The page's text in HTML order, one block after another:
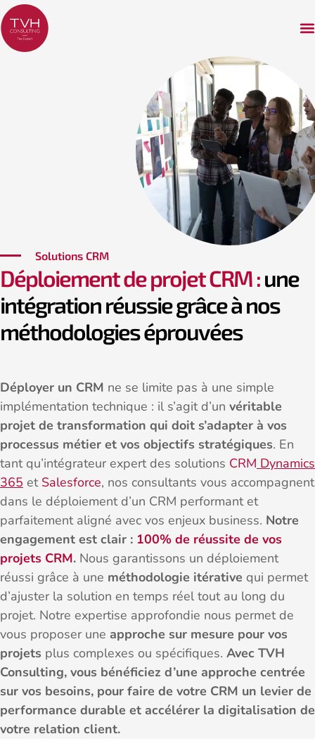
Solutions CRM
Déploiement de projet CRM :une
intégration réussie grâce à nos
méthodologies éprouvées
Déployer un CRM ne se limite pas à une simple
implémentation technique : il s’agit d’un véritable
projet de transformation qui doit s’adapter à vos
processus métier et vos objectifs stratégiques. En
tant qu’intégrateur expert des solutions CRM Dynamics
365 et Salesforce, nos consultants vous accompagnent
dans le déploiement d’un CRM performant et
parfaitement aligné avec vos enjeux business. Notre
engagement est clair : 100% de réussite de vos
projets CRM. Nous garantissons un déploiement
réussi grâce à une méthodologie itérative qui permet
d’ajuster la solution en temps réel tout au long du
projet. Notre expertise approfondie nous permet de
vous proposer une approche sur mesure pour vos
projets plus complexes ou spécifiques. Avec TVH
Consulting, vous bénéficiez d’une approche centrée
sur vos besoins, pour faire de votre CRM un levier de
performance durable et accélérer la digitalisation de
votre relation client.